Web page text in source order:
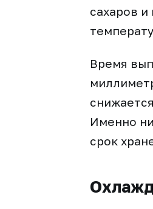
сахаров
Время
Именно
срок